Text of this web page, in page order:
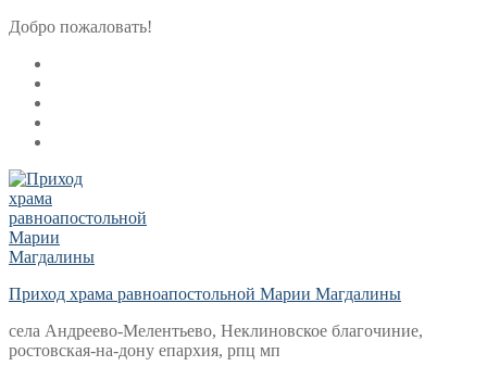
Перейти
содержимому
Меню
Закрыть
Добро пожаловать!
Приход храма равноапостольной Марии Магдалины
села Андреево-Мелентьево, Неклиновское благочиние,
ростовская-на-дону епархия, рпц мп